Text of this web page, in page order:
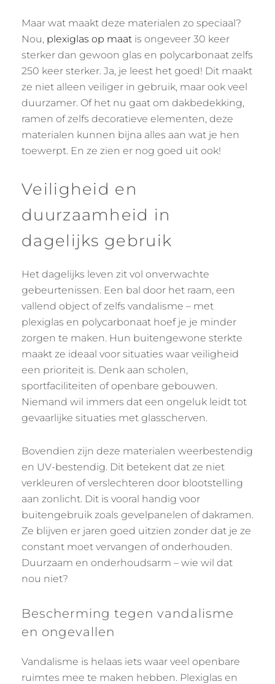
Maar wat maakt deze materialen zo speciaal?
Nou, plexiglas op maat is ongeveer 30 keer
sterker dan gewoon glas en polycarbonaat zelfs
250 keer sterker. Ja, je leest het goed! Dit maakt
ze niet alleen veiliger in gebruik, maar ook veel
duurzamer. Of het nu gaat om dakbedekking,
ramen of zelfs decoratieve elementen, deze
materialen kunnen bijna alles aan wat je hen
toewerpt. En ze zien er nog goed uit ook!
Veiligheid en
duurzaamheid in
dagelijks gebruik
Het dagelijks leven zit vol onverwachte
gebeurtenissen. Een bal door het raam, een
vallend object of zelfs vandalisme – met
plexiglas en polycarbonaat hoef je je minder
zorgen te maken. Hun buitengewone sterkte
maakt ze ideaal voor situaties waar veiligheid
een prioriteit is. Denk aan scholen,
sportfaciliteiten of openbare gebouwen.
Niemand wil immers dat een ongeluk leidt tot
gevaarlijke situaties met glasscherven.
Bovendien zijn deze materialen weerbestendig
en UV-bestendig. Dit betekent dat ze niet
verkleuren of verslechteren door blootstelling
aan zonlicht. Dit is vooral handig voor
buitengebruik zoals gevelpanelen of dakramen.
Ze blijven er jaren goed uitzien zonder dat je ze
constant moet vervangen of onderhouden.
Duurzaam en onderhoudsarm – wie wil dat
nou niet?
Bescherming tegen vandalisme
en ongevallen
Vandalisme is helaas iets waar veel openbare
ruimtes mee te maken hebben. Plexiglas en